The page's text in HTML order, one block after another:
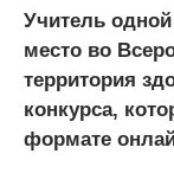
Учитель одной
место во
территория
конкурса,
формате